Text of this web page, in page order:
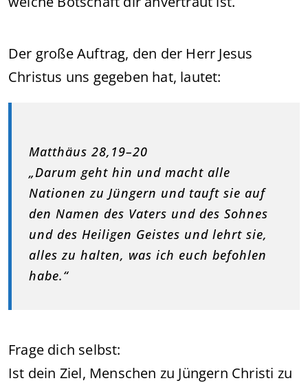
Der große Auftrag, den der Herr Jesus
Christus uns gegeben hat, lautet:
Matthäus 28,19–20
„Darum geht hin und macht alle
Nationen zu Jüngern und tauft sie auf
den Namen des Vaters und des Sohnes
und des Heiligen Geistes und lehrt sie,
alles zu halten, was ich euch befohlen
habe.“
Frage dich selbst:
Ist dein Ziel, Menschen zu Jüngern Christi zu